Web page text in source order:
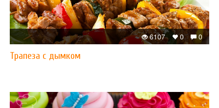
0
0
6107
Трапеза с дымком